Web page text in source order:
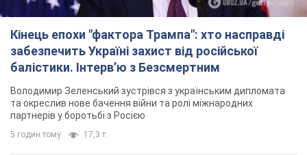
Кінець епохи "фактора Трампа": хто насправді
забезпечить Україні захист від російської
балістики. Інтерв’ю з Безсмертним
Володимир Зеленський зустрівся з українським дипломата
та окреслив нове бачення війни та ролі міжнародних
партнерів у боротьбі з Росією
5 годин тому 17,3 т.